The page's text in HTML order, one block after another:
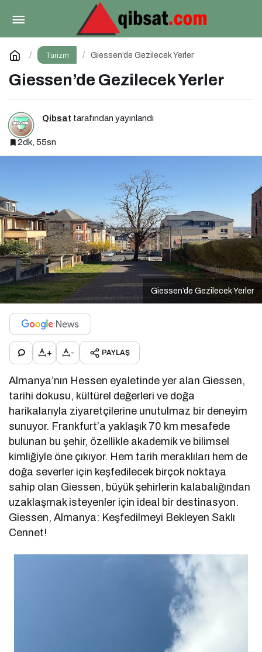
Turizm Giessen’de Gezilecek Yerler
Giessen’de Gezilecek Yerler
Qibsat tarafından yayınlandı
2dk, 55sn
Giessen’de Gezilecek Yerler
+ - PAYLAŞ
Almanya’nın Hessen eyaletinde yer alan Giessen,
tarihi dokusu, kültürel değerleri ve doğa
harikalarıyla ziyaretçilerine unutulmaz bir deneyim
sunuyor. Frankfurt’a yaklaşık 70 km mesafede
bulunan bu şehir, özellikle akademik ve bilimsel
kimliğiyle öne çıkıyor. Hem tarih meraklıları hem de
doğa severler için keşfedilecek birçok noktaya
sahip olan Giessen, büyük şehirlerin kalabalığından
uzaklaşmak isteyenler için ideal bir destinasyon.
Giessen, Almanya: Keşfedilmeyi Bekleyen Saklı
Cennet!
Antalya 3 Gece 4 Gün Turları
Yorum Yap